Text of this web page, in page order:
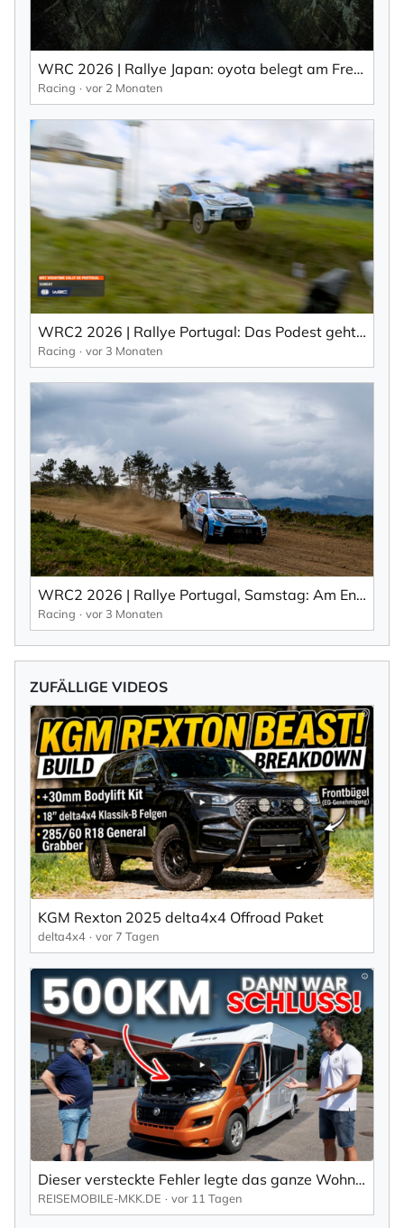
WRC 2026 | Rallye Japan: oyota belegt am Freitag die ersten vier Plätze in Japan (EN).
Racing vor 2 Monaten
WRC2 2026 | Rallye Portugal: Das Podest geht in den Norden (EN).
Racing vor 3 Monaten
WRC2 2026 | Rallye Portugal, Samstag: Am Ende suninen knappvorn (EN).
Racing vor 3 Monaten
ZUFÄLLIGE VIDEOS
KGM Rexton 2025 delta4x4 Offroad Paket
delta4x4 vor 7 Tagen
Dieser versteckte Fehler legte das ganze Wohnmobil lahm...
REISEMOBILE-MKK.DE vor 11 Tagen
selbst abbestellen kann.
Mit der Eintragung für den Newsletter bestätigen Sie die Verarbeitung
Ihrer Daten gemäß der
Datenschutzerklärungdurch KlickTipp.
Newsletter abonnieren